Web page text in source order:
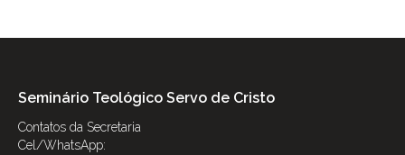
Seminário Teológico Servo de Cristo
Contatos da Secretaria
Cel/WhatsApp: